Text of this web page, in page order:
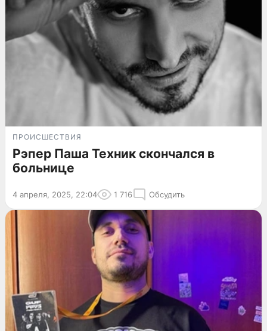
ПРОИСШЕСТВИЯ
Рэпер Паша Техник скончался в
больнице
4 апреля, 2025, 22:04 1 716 Обсудить